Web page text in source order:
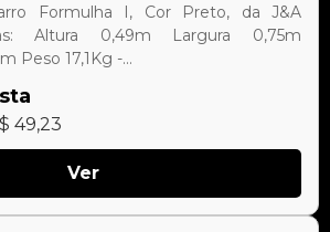
Formulha I, Cor Preto, da J&A
Altura 0,49m Largura 0,75m
Peso 17,1Kg -...
49,23
Ver